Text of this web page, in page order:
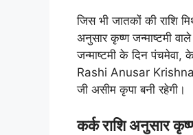
जिस भी जातकों की
अनुसार कृष्ण जन्माष्टमी
जन्माष्टमी के दिन पंचमेवा,
Rashi Anusar
जी असीम कृपा बनी रहेगी।
कर्क राशि अनुसार